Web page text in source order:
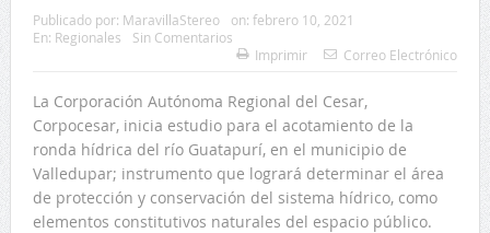
Publicado por: MaravillaStereo on: febrero 10, 2021
En: Regionales
Sin Comentarios
Imprimir
Correo Electrónico
La Corporación Autónoma Regional del Cesar,
Corpocesar, inicia estudio para el acotamiento de la
ronda hídrica del río Guatapurí, en el municipio de
Valledupar; instrumento que logrará determinar el área
de protección y conservación del sistema hídrico, como
elementos constitutivos naturales del espacio público.